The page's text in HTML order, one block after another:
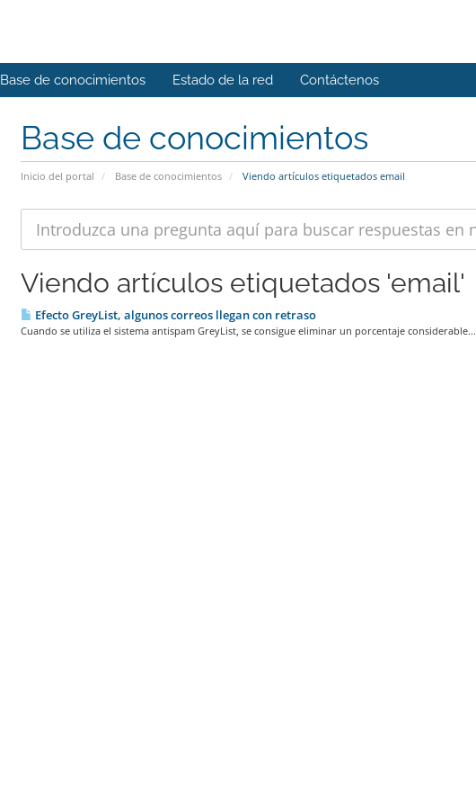
Base de conocimientos Estado de la red Contáctenos
Base de conocimientos
Inicio del portal Base de conocimientos Viendo artículos etiquetados email
Viendo artículos etiquetados 'email'
Efecto GreyList, algunos correos llegan con retraso
Cuando se utiliza el sistema antispam GreyList, se consigue eliminar un porcentaje considerable...